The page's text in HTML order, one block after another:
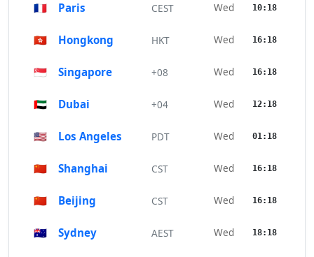
🇫🇷 Paris CEST Wed 10:18
🇭🇰 Hongkong HKT Wed 16:18
🇸🇬 Singapore +08 Wed 16:18
🇦🇪 Dubai +04 Wed 12:18
🇺🇸 Los Angeles PDT Wed 01:18
🇨🇳 Shanghai CST Wed 16:18
🇨🇳 Beijing CST Wed 16:18
🇦🇺 Sydney AEST Wed 18:18